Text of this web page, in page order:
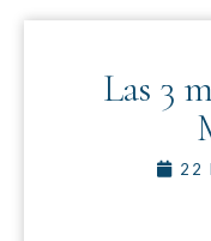
Las 3
22